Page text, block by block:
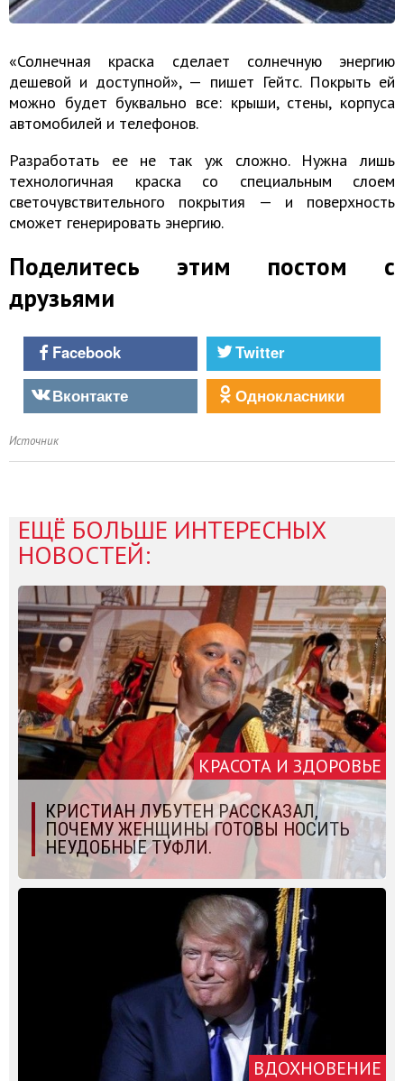
«Солнечная краска сделает солнечную энергию
дешевой и доступной», — пишет Гейтс. Покрыть ей
можно будет буквально все: крыши, стены, корпуса
автомобилей и телефонов.
Разработать ее не так уж сложно. Нужна лишь
технологичная краска со специальным слоем
светочувствительного покрытия — и поверхность
сможет генерировать энергию.
Поделитесь этим постом с
друзьями
Facebook
Twitter
Вконтакте
Однокласники
Источник
ЕЩЁ БОЛЬШЕ ИНТЕРЕСНЫХ
НОВОСТЕЙ:
КРАСОТА И ЗДОРОВЬЕ
КРИСТИАН ЛУБУТЕН РАССКАЗАЛ,
ПОЧЕМУ ЖЕНЩИНЫ ГОТОВЫ НОСИТЬ
НЕУДОБНЫЕ ТУФЛИ.
ВДОХНОВЕНИЕ